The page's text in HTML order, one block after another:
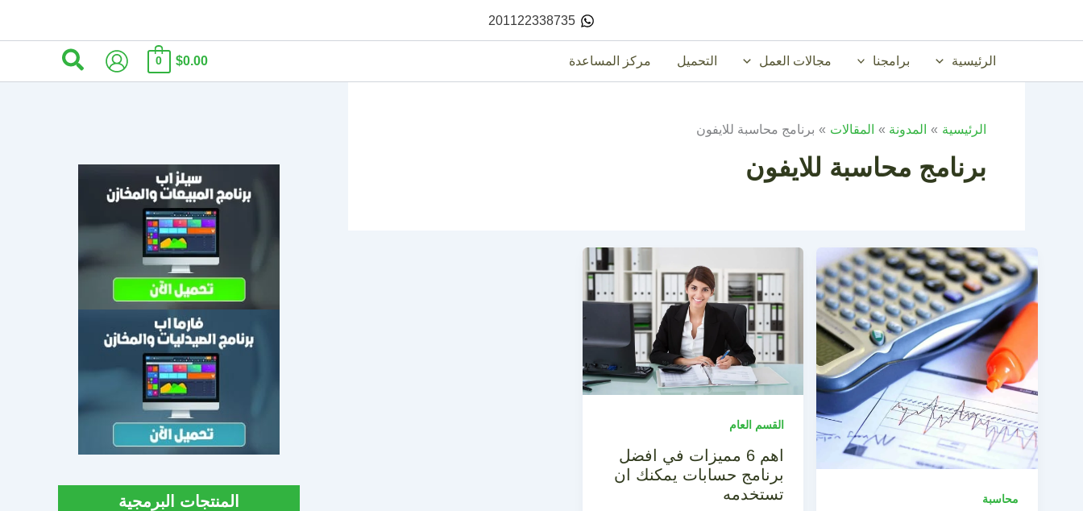
201122338735
الرئيسية برامجنا مجالات العمل التحميل مركز المساعدة $0.00
0 البحث
الرئيسية المدونة المقالات برنامج محاسبة للايفون
برنامج محاسبة للايفون
محاسبة
القسم العام
اهم 6 مميزات في افضل
برنامج حسابات يمكنك ان
تستخدمه
المنتجات البرمجية